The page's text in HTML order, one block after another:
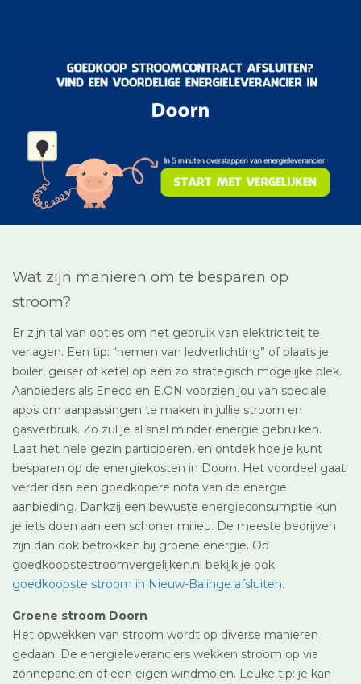
Wat zijn manieren om te besparen op
stroom?
Er zijn tal van opties om het gebruik van elektriciteit te
verlagen. Een tip: “nemen van ledverlichting” of plaats je
boiler, geiser of ketel op een zo strategisch mogelijke plek.
Aanbieders als Eneco en E.ON voorzien jou van speciale
apps om aanpassingen te maken in jullie stroom en
gasverbruik. Zo zul je al snel minder energie gebruiken.
Laat het hele gezin participeren, en ontdek hoe je kunt
besparen op de energiekosten in Doorn. Het voordeel gaat
verder dan een goedkopere nota van de energie
aanbieding. Dankzij een bewuste energieconsumptie kun
je iets doen aan een schoner milieu. De meeste bedrijven
zijn dan ook betrokken bij groene energie. Op
goedkoopstestroomvergelijken.nl bekijk je ook
goedkoopste stroom in Nieuw-Balinge afsluiten.
Groene stroom Doorn
Het opwekken van stroom wordt op diverse manieren
gedaan. De energieleveranciers wekken stroom op via
zonnepanelen of een eigen windmolen. Leuke tip: je kan